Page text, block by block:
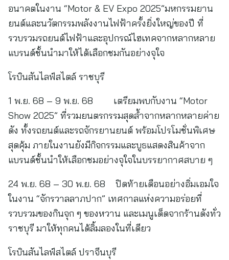
อนาคตในงาน “Motor & EV Expo 2025”มหกรรมยาน
ยนต์และนวัตกรรมพลังงานไฟฟ้าครั้งยิ่งใหญ่ของปี ที่
รวบรวมรถยนต์ไฟฟ้าและอุปกรณ์ไฮเทคจากหลากหลาย
แบรนด์ชั้นนำมาให้ได้เลือกชมกันอย่างจุใจ
โรบินสันไลฟ์สไตล์ ราชบุรี
1 พ.ย. 68 – 9 พ.ย. 68 เตรียมพบกับงาน “Motor
Show 2025” ที่รวมยนตรกรรมสุดล้ำจากหลากหลายค่าย
ดัง ทั้งรถยนต์และรถจักรยานยนต์ พร้อมโปรโมชั่นพิเศษ
สุดคุ้ม ภายในงานยังมีกิจกรรมและบูธแสดงสินค้าจาก
แบรนด์ชั้นนำให้เลือกชมอย่างจุใจในบรรยากาศสบาย ๆ
24 พ.ย. 68 – 30 พ.ย. 68 ปิดท้ายเดือนอย่างอิ่มเอมใจ
ในงาน “จักรวาลลาภปาก” เทศกาลแห่งความอร่อยที่
รวบรวมของกินจุก ๆ ของหวาน และเมนูเด็ดจากร้านดังทั่ว
ราชบุรี มาให้ทุกคนได้ลิ้มลองในที่เดียว
โรบินสันไลฟ์สไตล์ ปราจีนบุรี